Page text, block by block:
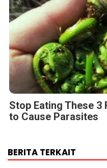
Stop Eating These 3
to Cause Parasites
BERITA TERKAIT